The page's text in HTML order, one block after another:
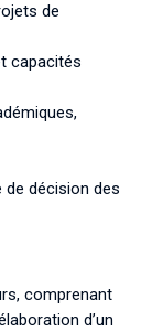
de
capacités
de décision des
comprenant
d’un